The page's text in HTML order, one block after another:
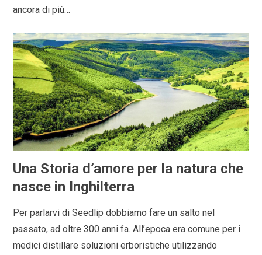
ancora di più…
Una Storia d’amore per la natura che
nasce in Inghilterra
Per parlarvi di Seedlip dobbiamo fare un salto nel
passato, ad oltre 300 anni fa. All’epoca era comune per i
medici distillare soluzioni erboristiche utilizzando